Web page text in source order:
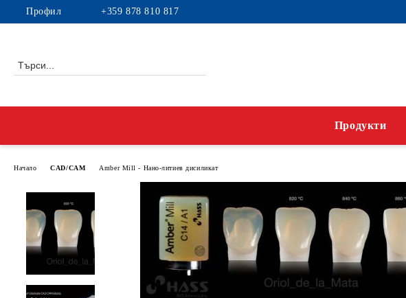
Профил +359 878 810 817
Продукти
Начало CAD/CAM Amber Mill - Нано-литиев дисиликат